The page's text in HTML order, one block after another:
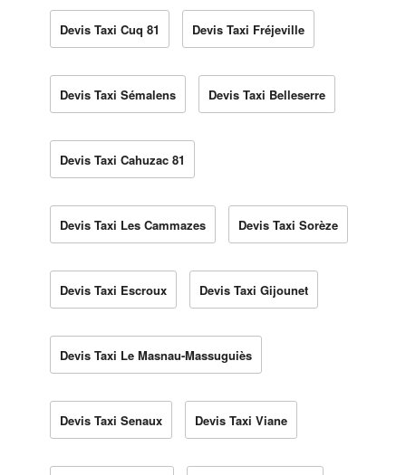
Devis Taxi Cuq 81 Devis Taxi Fréjeville
Devis Taxi Sémalens Devis Taxi Belleserre
Devis Taxi Cahuzac 81
Devis Taxi Les Cammazes Devis Taxi Sorèze
Devis Taxi Escroux Devis Taxi Gijounet
Devis Taxi Le Masnau-Massuguiès
Devis Taxi Senaux Devis Taxi Viane